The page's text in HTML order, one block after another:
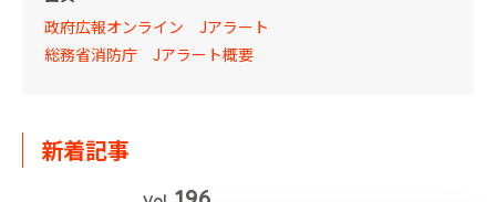
政府広報オンライン Jアラート
総務省消防庁 Jアラート概要
新着記事